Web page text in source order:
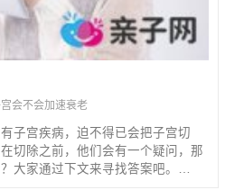
会不会加速衰老
子宫疾病，迫不得已会把子宫切
切除之前，他们会有一个疑问，那
大家通过下文来寻找答案吧。…